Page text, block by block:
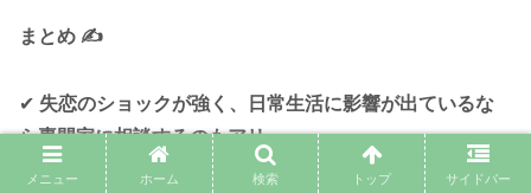
まとめ ✍️
✔ 失恋のショックが強く、日常生活に影響が出ているな
ら専門家に相談するのもアリ
✔
同じ恋愛のパターンを繰り返してしまう場合、心理カ
メニュー ホーム 検索 トップ サイドバー